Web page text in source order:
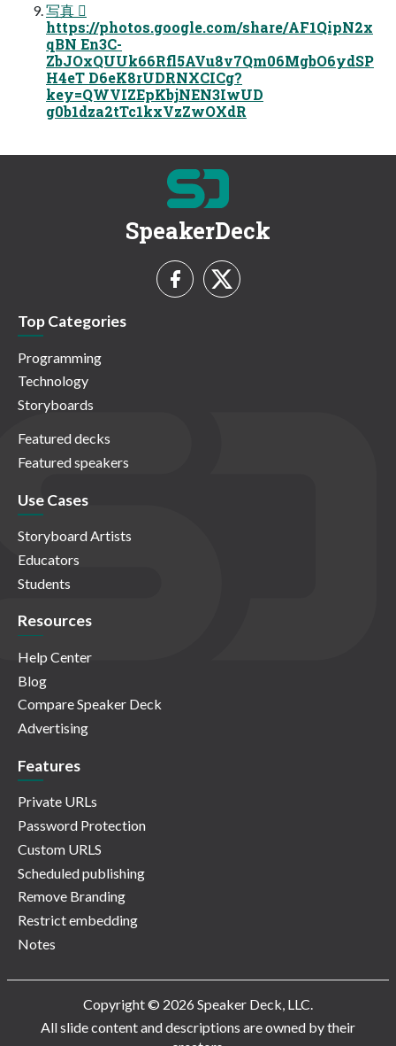
写真 
https://photos.google.com/share/AF1QipN2x
qBN En3C-
ZbJOxQUUk66Rfl5AVu8v7Qm06MgbO6ydSP
H4eT D6eK8rUDRNXCICg?
key=QWVIZEpKbjNEN3IwUD
g0b1dza2tTc1kxVzZwOXdR
SpeakerDeck
Top Categories
Programming
Technology
Storyboards
Featured decks
Featured speakers
Use Cases
Storyboard Artists
Educators
Students
Resources
Help Center
Blog
Compare Speaker Deck
Advertising
Features
Private URLs
Password Protection
Custom URLS
Scheduled publishing
Remove Branding
Restrict embedding
Notes
Copyright © 2026 Speaker Deck, LLC.
All slide content and descriptions are owned by their